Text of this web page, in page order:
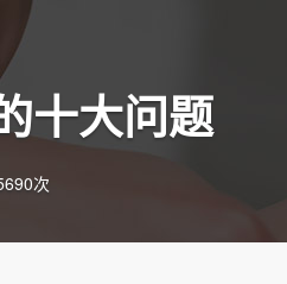
十大问题
次